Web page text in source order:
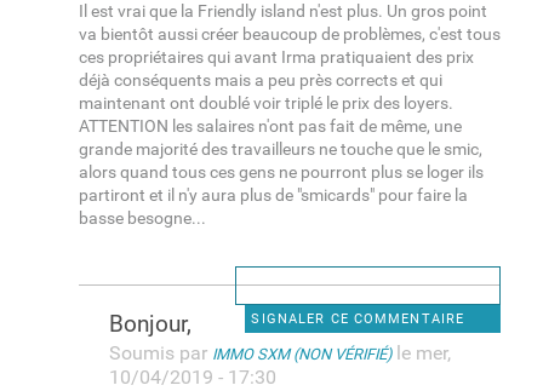
Il est vrai que la Friendly island n'est plus. Un gros point
va bientôt aussi créer beaucoup de problèmes, c'est tous
ces propriétaires qui avant Irma pratiquaient des prix
déjà conséquents mais a peu près corrects et qui
maintenant ont doublé voir triplé le prix des loyers.
ATTENTION les salaires n'ont pas fait de même, une
grande majorité des travailleurs ne touche que le smic,
alors quand tous ces gens ne pourront plus se loger ils
partiront et il n'y aura plus de "smicards" pour faire la
basse besogne...
SIGNALER CE COMMENTAIRE
Bonjour,
Soumis par IMMO SXM (NON VÉRIFIÉ)le mer,
10/04/2019 - 17:30